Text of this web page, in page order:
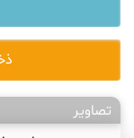
تصاویر